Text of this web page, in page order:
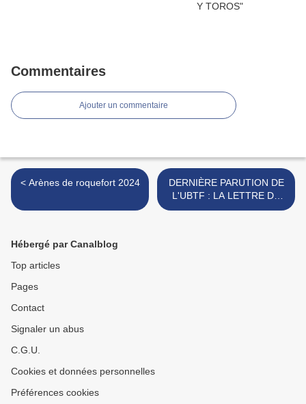
Commentaires
Ajouter un commentaire
< Arènes de roquefort 2024
DERNIÈRE PARUTION DE
L'UBTF : LA LETTRE DE
MORATIN >
Hébergé par Canalblog
Top articles
Pages
Contact
Signaler un abus
C.G.U.
Cookies et données personnelles
Préférences cookies